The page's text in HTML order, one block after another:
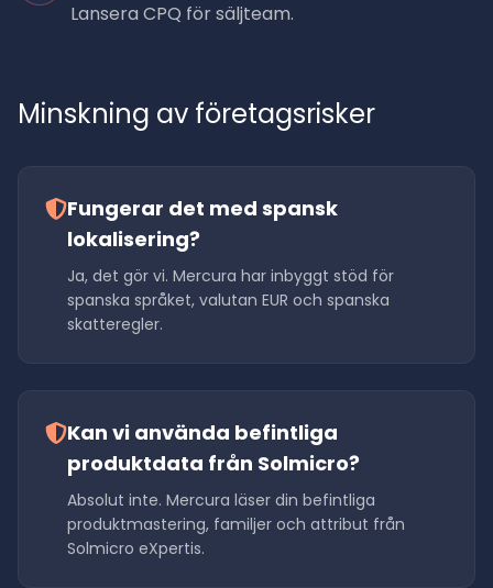
Lansera CPQ för säljteam.
Minskning av företagsrisker
Fungerar det med spansk
lokalisering?
Ja, det gör vi. Mercura har inbyggt stöd för
spanska språket, valutan EUR och spanska
skatteregler.
Kan vi använda befintliga
produktdata från Solmicro?
Absolut inte. Mercura läser din befintliga
produktmastering, familjer och attribut från
Solmicro eXpertis.